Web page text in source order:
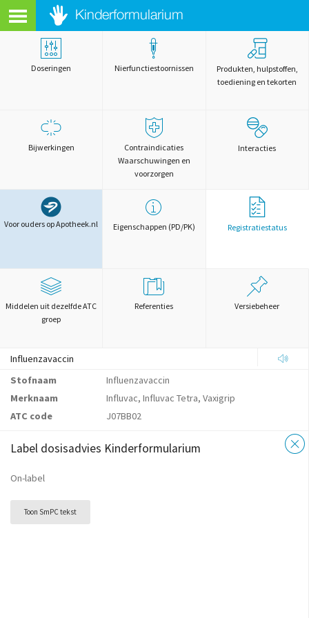
Doseringen Nierfunctiestoornissen
Produkten, hulpstoffen,
toediening en tekorten
Bijwerkingen
Contraindicaties
Waarschuwingen en
voorzorgen
Interacties
Voor ouders op Apotheek.nl Eigenschappen (PD/PK) Registratiestatus
Middelen uit dezelfde ATC
groep
Referenties Versiebeheer
Influenzavaccin
Stofnaam
Influenzavaccin
Merknaam
Influvac, Influvac Tetra, Vaxigrip
ATC code
J07BB02
Label dosisadvies Kinderformularium
On-label
Toon SmPC tekst